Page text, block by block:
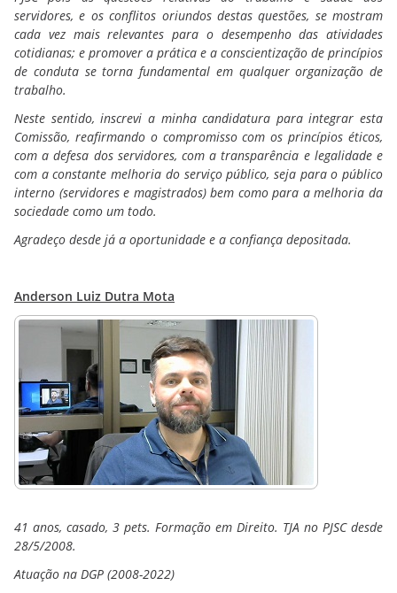
servidores, e os conflitos oriundos destas questões, se mostram
cada vez mais relevantes para o desempenho das atividades
cotidianas; e promover a prática e a conscientização de princípios
de conduta se torna fundamental em qualquer organização de
trabalho.
Neste sentido, inscrevi a minha candidatura para integrar esta
Comissão, reafirmando o compromisso com os princípios éticos,
com a defesa dos servidores, com a transparência e legalidade e
com a constante melhoria do serviço público, seja para o público
interno (servidores e magistrados) bem como para a melhoria da
sociedade como um todo.
Agradeço desde já a oportunidade e a confiança depositada.
Anderson Luiz Dutra Mota
41 anos, casado, 3 pets. Formação em Direito. TJA no PJSC desde
28/5/2008.
Atuação na DGP (2008-2022)